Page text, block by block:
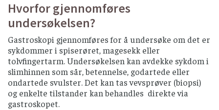
Hvorfor gjennomføres
undersøkelsen?
Gastroskopi gjennomføres for å undersøke om det er
sykdommer i spiserøret, magesekk eller
tolvfingertarm. Undersøkelsen kan avdekke sykdom i
slimhinnen som sår, betennelse, godartede eller
ondartede svulster. Det kan tas vevsprøver (biopsi)
og enkelte tilstander kan behandles direkte via
gastroskopet.